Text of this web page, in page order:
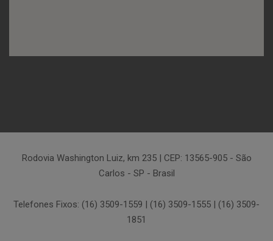
Rodovia Washington Luiz, km 235 | CEP: 13565-905 - São
Carlos - SP - Brasil
Telefones Fixos: (16) 3509-1559 | (16) 3509-1555 | (16) 3509-
1851